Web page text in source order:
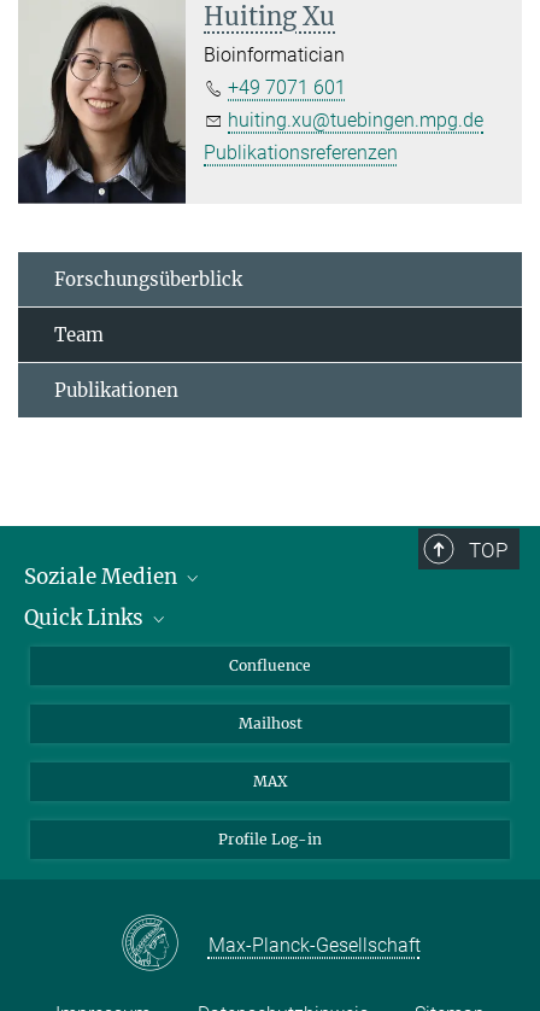
Huiting Xu
Bioinformatician
+49 7071 601
huiting.xu@tuebingen.mpg.de
Publikationsreferenzen
Forschungsüberblick
Team
Publikationen
TOP
Soziale Medien
LinkedIn
YouTube
Quick Links
Über Tiere in der Forschung
Ihr Weg zu uns
Confluence
Mailhost
MAX
Profile Log-in
Max-Planck-Gesellschaft